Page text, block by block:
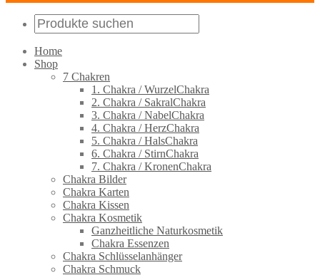
Home
Shop
7 Chakren
1. Chakra / WurzelChakra
2. Chakra / SakralChakra
3. Chakra / NabelChakra
4. Chakra / HerzChakra
5. Chakra / HalsChakra
6. Chakra / StirnChakra
7. Chakra / KronenChakra
Chakra Bilder
Chakra Karten
Chakra Kissen
Chakra Kosmetik
Ganzheitliche Naturkosmetik
Chakra Essenzen
Chakra Schlüsselanhänger
Chakra Schmuck